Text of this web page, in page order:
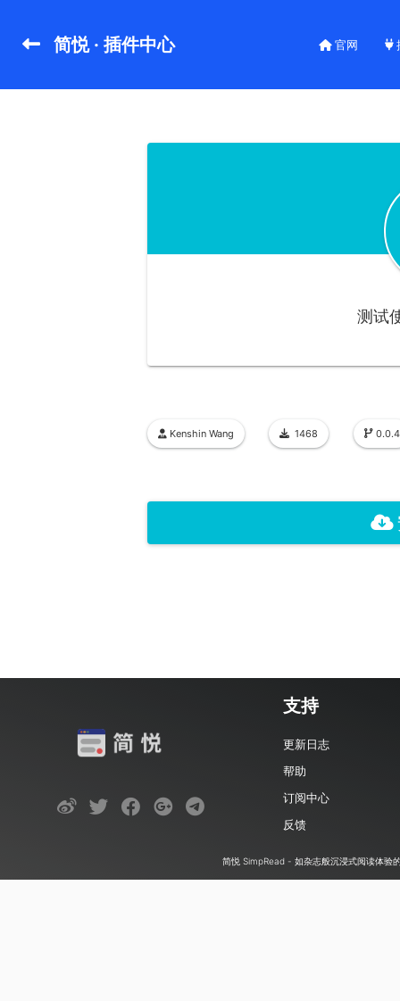
简悦 · 插件中心 官网
测试
Kenshin Wang 1468 0.0.4
支持
更新日志
帮助
订阅中心
反馈
简悦 SimpRead - 如杂志般沉浸式阅读体验